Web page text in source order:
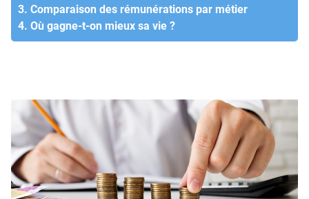
3. Comparaison des rémunérations par métier
4. Où gagne-t-on mieux sa vie ?